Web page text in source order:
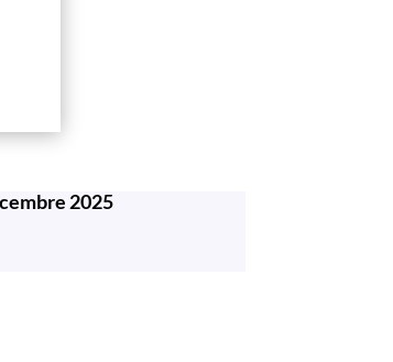
2025